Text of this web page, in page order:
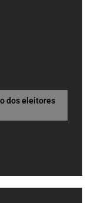
dos eleitores